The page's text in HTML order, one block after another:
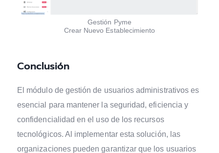
Gestión Pyme
Crear Nuevo Establecimiento
Conclusión
El módulo de gestión de usuarios administrativos es
esencial para mantener la seguridad, eficiencia y
confidencialidad en el uso de los recursos
tecnológicos. Al implementar esta solución, las
organizaciones pueden garantizar que los usuarios